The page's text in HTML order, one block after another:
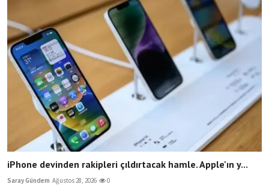
iPhone devinden rakipleri çıldırtacak hamle. Apple'ın y...
Saray Gündem Ağustos 28, 2026 0